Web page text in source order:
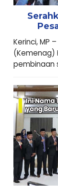
Kerinci, MP
(Kemenag)
pembinaan